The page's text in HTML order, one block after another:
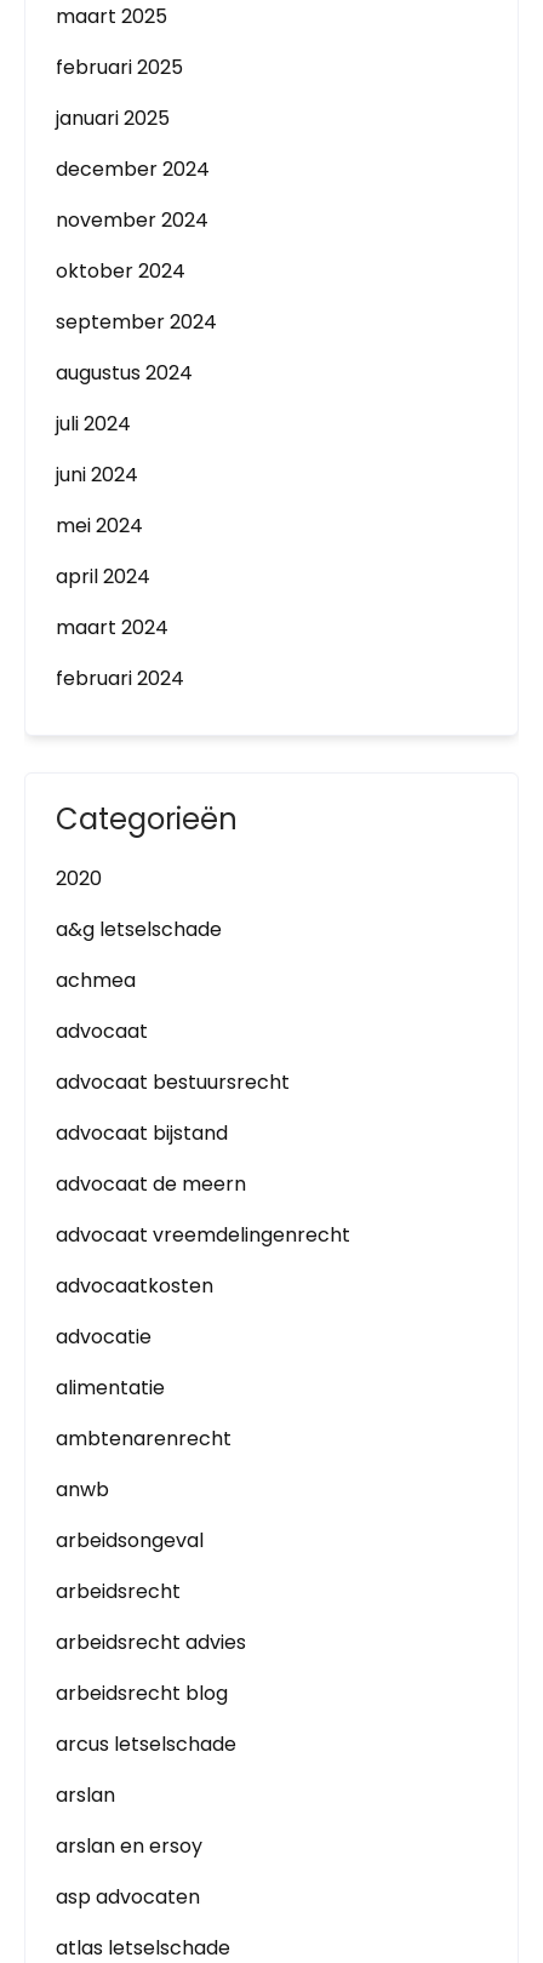
maart 2025
februari 2025
januari 2025
december 2024
november 2024
oktober 2024
september 2024
augustus 2024
juli 2024
juni 2024
mei 2024
april 2024
maart 2024
februari 2024
Categorieën
2020
a&g letselschade
achmea
advocaat
advocaat bestuursrecht
advocaat bijstand
advocaat de meern
advocaat vreemdelingenrecht
advocaatkosten
advocatie
alimentatie
ambtenarenrecht
anwb
arbeidsongeval
arbeidsrecht
arbeidsrecht advies
arbeidsrecht blog
arcus letselschade
arslan
arslan en ersoy
asp advocaten
atlas letselschade